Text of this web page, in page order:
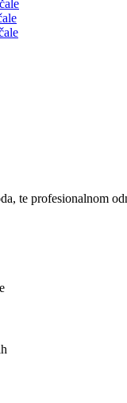
te profesionalnom